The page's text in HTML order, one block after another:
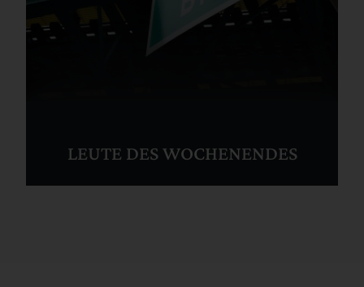
LEUTE DES WOCHENENDES